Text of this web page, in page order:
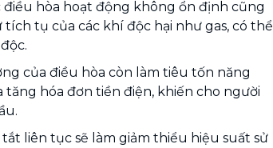
điều hòa hoạt động không ổn định cũng
tích tụ của các khí độc hại như gas, có thể
của điều hòa còn làm tiêu tốn năng
tăng hóa đơn tiền điện, khiến cho người
liên tục sẽ làm giảm thiểu hiệu suất sử